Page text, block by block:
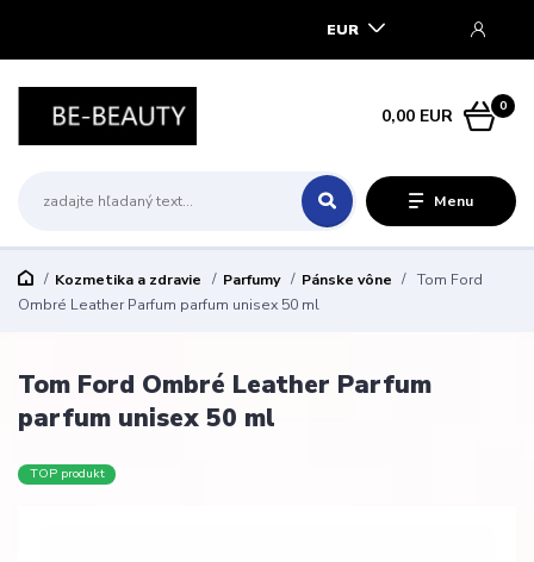
Menu
EUR
0
0,00 EUR
Kozmetika a zdravie Parfumy Pánske vône
Tom Ford
Ombré Leather Parfum parfum unisex 50 ml
Tom Ford Ombré Leather Parfum
parfum unisex 50 ml
TOP produkt